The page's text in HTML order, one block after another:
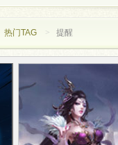
热门TAG > 提醒